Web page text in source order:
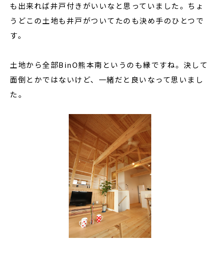
も出来れば井戸付きがいいなと思っていました。ちょ
うどこの土地も井戸がついてたのも決め手のひとつで
す。
土地から全部BinO熊本南というのも縁ですね。決して
面倒とかではないけど、一緒だと良いなって思いまし
た。